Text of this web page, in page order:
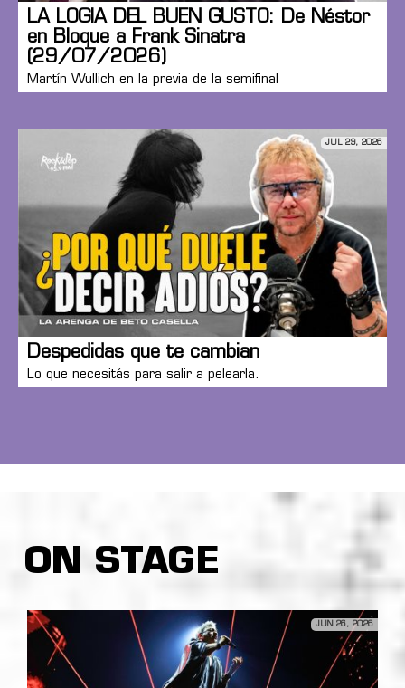
LA LOGIA DEL BUEN GUSTO: De Néstor
en Bloque a Frank Sinatra
(29/07/2026)
Martín Wullich en la previa de la semifinal
JUL 29, 2026
Despedidas que te cambian
Lo que necesitás para salir a pelearla.
ON STAGE
JUN 26, 2026